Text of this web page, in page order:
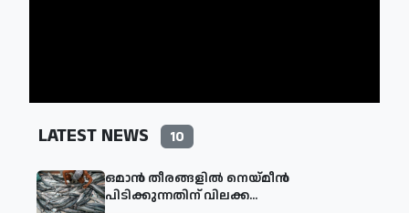
LATEST NEWS 10
ഒമാൻ തീരങ്ങളിൽ നെയ്മീൻ
പിടിക്കുന്നതിന് വിലക്ക...